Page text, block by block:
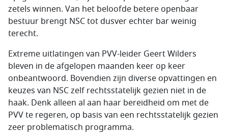
zetels winnen. Van het beloofde betere openbaar
bestuur brengt NSC tot dusver echter bar weinig
terecht.
Extreme uitlatingen van PVV-leider Geert Wilders
bleven in de afgelopen maanden keer op keer
onbeantwoord. Bovendien zijn diverse opvattingen en
keuzes van NSC zelf rechtsstatelijk gezien niet in de
haak. Denk alleen al aan haar bereidheid om met de
PVV te regeren, op basis van een rechtsstatelijk gezien
zeer problematisch programma.